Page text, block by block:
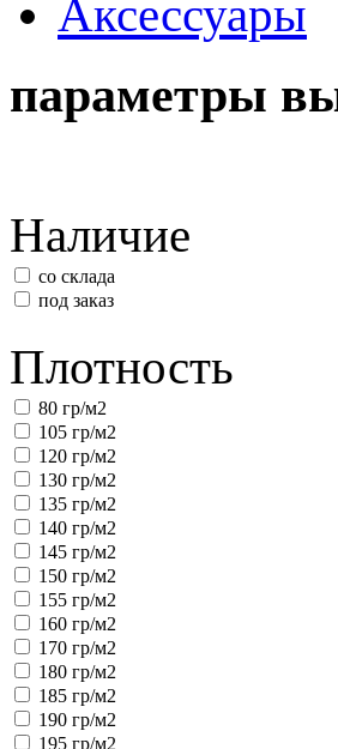
Аксессуары
параметры
Наличие
со склада
под заказ
Плотность
80 гр/м2
105 гр/м2
120 гр/м2
130 гр/м2
135 гр/м2
140 гр/м2
145 гр/м2
150 гр/м2
155 гр/м2
160 гр/м2
170 гр/м2
180 гр/м2
185 гр/м2
190 гр/м2
195 гр/м2